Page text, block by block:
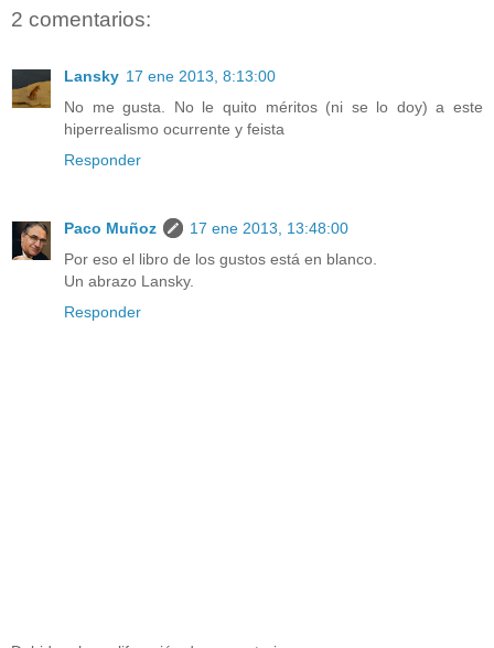
2 comentarios:
Lansky 17 ene 2013, 8:13:00
No me gusta. No le quito méritos (ni se lo doy) a este
hiperrealismo ocurrente y feista
Responder
Paco Muñoz
17 ene 2013, 13:48:00
Por eso el libro de los gustos está en blanco.
Un abrazo Lansky.
Responder